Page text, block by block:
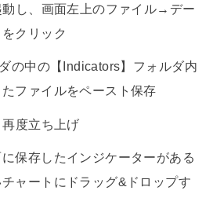
動し、画面左上のファイル→デー
クリック
の中の【Indicators】フォルダ内
ファイルをペースト保存
度立ち上げ
保存したインジケーターがある
ャートにドラッグ&ドロップす